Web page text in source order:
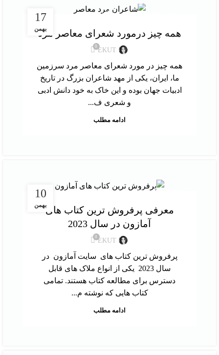
17
بهمن
معرفی نویسندگان
همه چیز درمورد شعرای معاصر مرد
EKUT
0
همه چیز در مورد شعرای معاصر مرد سرزمین
ما، ایران، یکی از مهد شاعران بزرگ در تاریخ
ادبیات جهان بوده و این خاک به خود دانش ادبی
و شعری ف...
ادامه مطلب
10
بهمن
معرفی کتاب,نقد و بررسی کتاب
معرفی پرفروش‌ ترین کتاب‌ های
آمازون در سال 2023
EKUT
0
پرفروش‌ ترین کتاب‌ های سایت آمازون در
سال 2023 یکی از انواع ملاک‌ های قابل
دسترس برای مطالعه کتاب هستند. تمامی
کتاب‌ هایی که نوشته م...
ادامه مطلب